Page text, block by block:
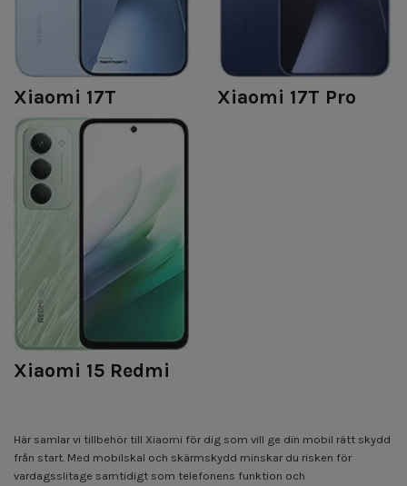
Xiaomi 17T Xiaomi 17T Pro
Xiaomi 15 Redmi
Här samlar vi tillbehör till Xiaomi för dig som vill ge din mobil rätt skydd
från start. Med mobilskal och skärmskydd minskar du risken för
vardagsslitage samtidigt som telefonens funktion och